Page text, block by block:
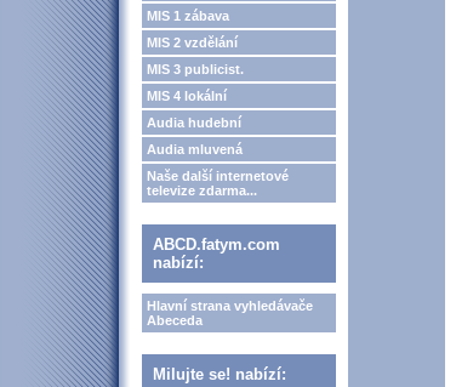
MIS 1 zábava
MIS 2 vzdělání
MIS 3 publicist.
MIS 4 lokální
Audia hudební
Audia mluvená
Naše další internetové
televize zdarma...
ABCD.fatym.com
nabízí:
Hlavní strana vyhledávače
Abeceda
Milujte se! nabízí: